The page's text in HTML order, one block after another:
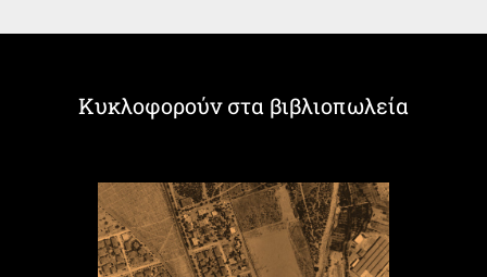
Κυκλοφορούν στα βιβλιοπωλεία